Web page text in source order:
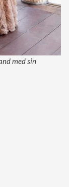
med sin